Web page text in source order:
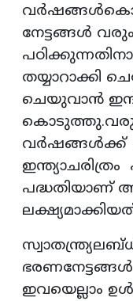
നേട്ടങ്ങൾ
തയ്യാറാക്കി
ചെയുവാൻ
വർഷങ്ങൾക്ക്
ഇവയെല്ലാം